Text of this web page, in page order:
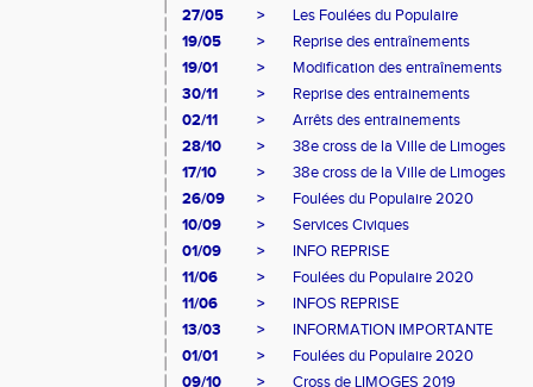
27/05
>
Les Foulées du Populaire
19/05
>
Reprise des entraînements
19/01
>
Modification des entraînements
30/11
>
Reprise des entrainements
02/11
>
Arrêts des entrainements
28/10
>
38e cross de la Ville de Limoges
17/10
>
38e cross de la Ville de Limoges
26/09
>
Foulées du Populaire 2020
10/09
>
Services Civiques
01/09
>
INFO REPRISE
11/06
>
Foulées du Populaire 2020
11/06
>
INFOS REPRISE
13/03
>
INFORMATION IMPORTANTE
01/01
>
Foulées du Populaire 2020
09/10
>
Cross de LIMOGES 2019